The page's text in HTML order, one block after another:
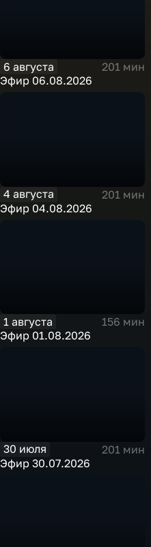
6 августа
201 мин
Эфир 06.08.2026
4 августа
201 мин
Эфир 04.08.2026
1 августа
156 мин
Эфир 01.08.2026
30 июля
201 мин
Эфир 30.07.2026